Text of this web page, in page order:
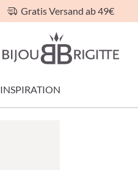
Gratis Versand ab 49€
INSPIRATION